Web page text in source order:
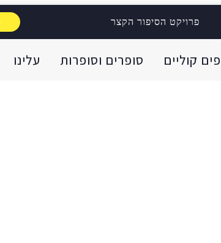
פרויקט הסיפור הקצר
קוליים סופרים וסופרות עלינו